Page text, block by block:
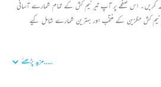
کریں۔ اس صفحے پر آپ تیر نیم کش کے تمام شمارے آسانی
نیم کش مگزین کے منتخب اور بہترین شمارے شامل کیے
.....مزید پڑھئے